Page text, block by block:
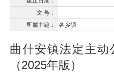
文 号：
所属主题：
各乡镇
曲什安镇法定主动
（2025年版）